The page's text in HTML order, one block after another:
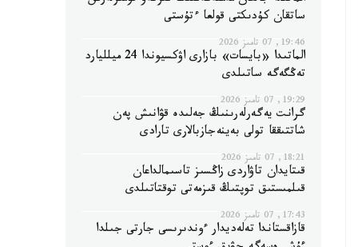
ساتقان كۇدىكتى قولعا ءتۇستى
19:46, 07 تامىز 2026
الماتىدا «بايسات» بازارى اۋكسيوندا 24 ميلليارد
تەڭگەگە ساتىلدى
19:29, 07 تامىز 2026
گرانت يەگەرلەرىنىڭ جەلىدە قۋانىش پەن
شاتتىققا تولى بەينەجازبالارى تارادى
18:21, 07 تامىز 2026
قىتايدان تاۋاردى زاڭسىز تاسىمالداعان
قىلمىستىق توپتىڭ قىزمەتى توقتاتىلدى
17:43, 07 تامىز 2026
قازاقستاندا تەلەديدار ءوندىرىسى جارتى جىلدا